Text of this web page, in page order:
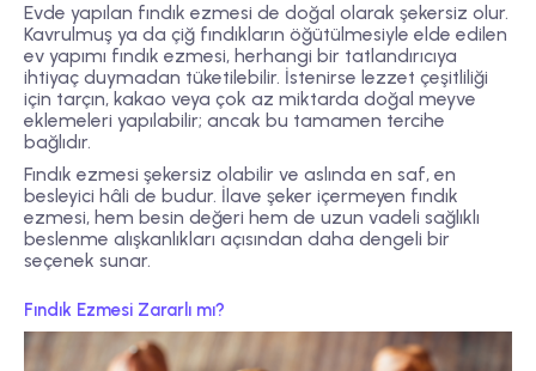
Evde yapılan fındık ezmesi de doğal olarak şekersiz olur.
Kavrulmuş ya da çiğ fındıkların öğütülmesiyle elde edilen
ev yapımı fındık ezmesi, herhangi bir tatlandırıcıya
ihtiyaç duymadan tüketilebilir. İstenirse lezzet çeşitliliği
için tarçın, kakao veya çok az miktarda doğal meyve
eklemeleri yapılabilir; ancak bu tamamen tercihe
bağlıdır.
Fındık ezmesi şekersiz olabilir ve aslında en saf, en
besleyici hâli de budur. İlave şeker içermeyen fındık
ezmesi, hem besin değeri hem de uzun vadeli sağlıklı
beslenme alışkanlıkları açısından daha dengeli bir
seçenek sunar.
Fındık Ezmesi Zararlı mı?